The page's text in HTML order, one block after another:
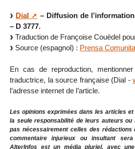
Dial
– Diffusion de
– D 3777.
Traduction de Françoise Couëdel
Source (espagnol) : Prensa
En cas de reproduction,
traductrice, la source française (Dial -
l’adresse internet de l’article.
Les opinions exprimées dans les articles
la seule responsabilité de leurs auteurs
pas nécessairement celles des rédactions
commentaire injurieux ou insultant
AlterInfos est un média pluriel, avec